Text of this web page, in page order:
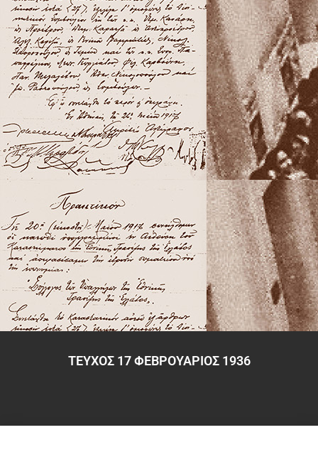
ΤΕΥΧΟΣ 17 ΦΕΒΡΟΥΑΡΙΟΣ 1936